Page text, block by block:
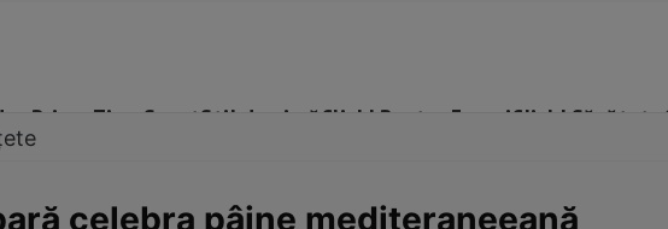
Prime Time SportStil de viațăClick! Pentru FemeiClick! Sănătate
celebra pâine mediteraneeană